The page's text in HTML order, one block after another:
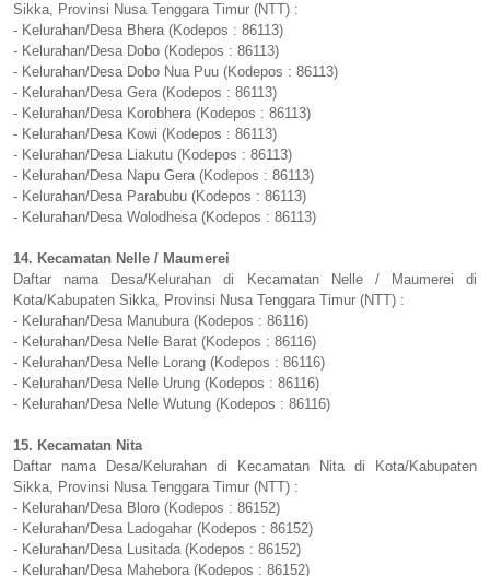
Sikka, Provinsi Nusa Tenggara Timur (NTT) :
- Kelurahan/Desa Bhera (Kodepos : 86113)
- Kelurahan/Desa Dobo (Kodepos : 86113)
- Kelurahan/Desa Dobo Nua Puu (Kodepos : 86113)
- Kelurahan/Desa Gera (Kodepos : 86113)
- Kelurahan/Desa Korobhera (Kodepos : 86113)
- Kelurahan/Desa Kowi (Kodepos : 86113)
- Kelurahan/Desa Liakutu (Kodepos : 86113)
- Kelurahan/Desa Napu Gera (Kodepos : 86113)
- Kelurahan/Desa Parabubu (Kodepos : 86113)
- Kelurahan/Desa Wolodhesa (Kodepos : 86113)
14. Kecamatan Nelle / Maumerei
Daftar nama Desa/Kelurahan di Kecamatan Nelle / Maumerei di
Kota/Kabupaten Sikka, Provinsi Nusa Tenggara Timur (NTT) :
- Kelurahan/Desa Manubura (Kodepos : 86116)
- Kelurahan/Desa Nelle Barat (Kodepos : 86116)
- Kelurahan/Desa Nelle Lorang (Kodepos : 86116)
- Kelurahan/Desa Nelle Urung (Kodepos : 86116)
- Kelurahan/Desa Nelle Wutung (Kodepos : 86116)
15. Kecamatan Nita
Daftar nama Desa/Kelurahan di Kecamatan Nita di Kota/Kabupaten
Sikka, Provinsi Nusa Tenggara Timur (NTT) :
- Kelurahan/Desa Bloro (Kodepos : 86152)
- Kelurahan/Desa Ladogahar (Kodepos : 86152)
- Kelurahan/Desa Lusitada (Kodepos : 86152)
- Kelurahan/Desa Mahebora (Kodepos : 86152)